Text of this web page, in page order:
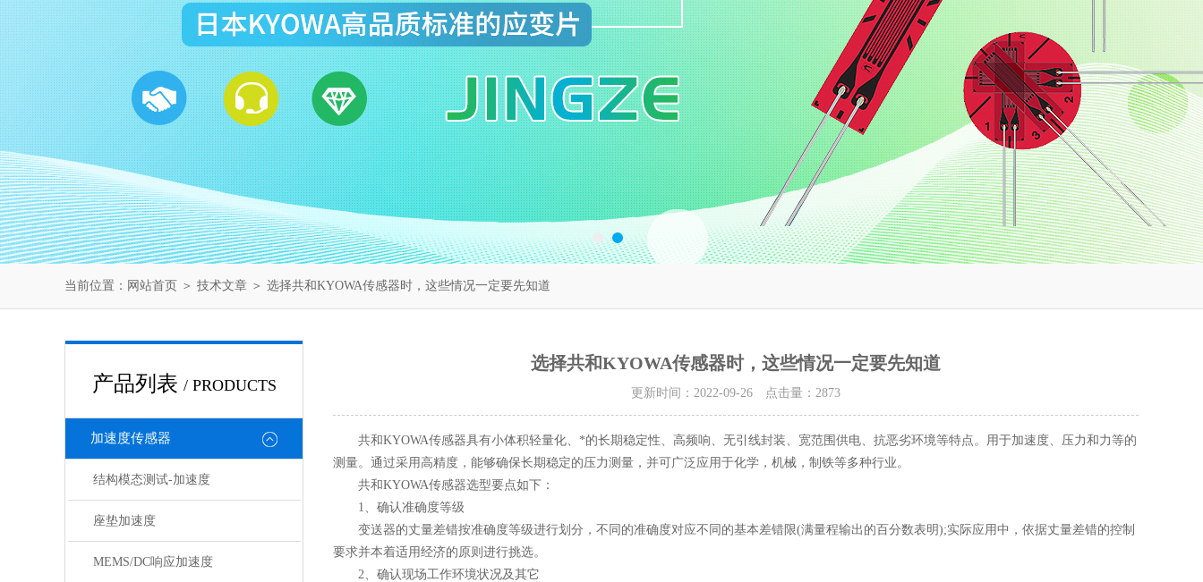
当前位置： 网站首页 ＞ 技术文章 ＞ 选择共和KYOWA传感器时，这些情况一定要先知道
产品列表 / PRODUCTS
加速度传感器
结构模态测试-加速度
座垫加速度
MEMS/DC响应加速度
选择共和KYOWA传感器时，这些情况一定要先知道
更新时间：2022-09-26 点击量： 2873
共和KYOWA传感器具有小体积轻量化、*的长期稳定性、高频响、无引线封装、宽范围供电、抗恶劣环境等特点。用于加速度、压力和力等的
测量。通过采用高精度，能够确保长期稳定的压力测量，并可广泛应用于化学，机械，制铁等多种行业。
共和KYOWA传感器选型要点如下：
1、确认准确度等级
变送器的丈量差错按准确度等级进行划分，不同的准确度对应不同的基本差错限(满量程输出的百分数表明);实际应用中，依据丈量差错的控制
要求并本着适用经济的原则进行挑选。
2、确认现场工作环境状况及其它